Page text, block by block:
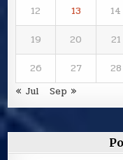
12
13 14
19
20 21
26
27 28
« Jul
Sep »